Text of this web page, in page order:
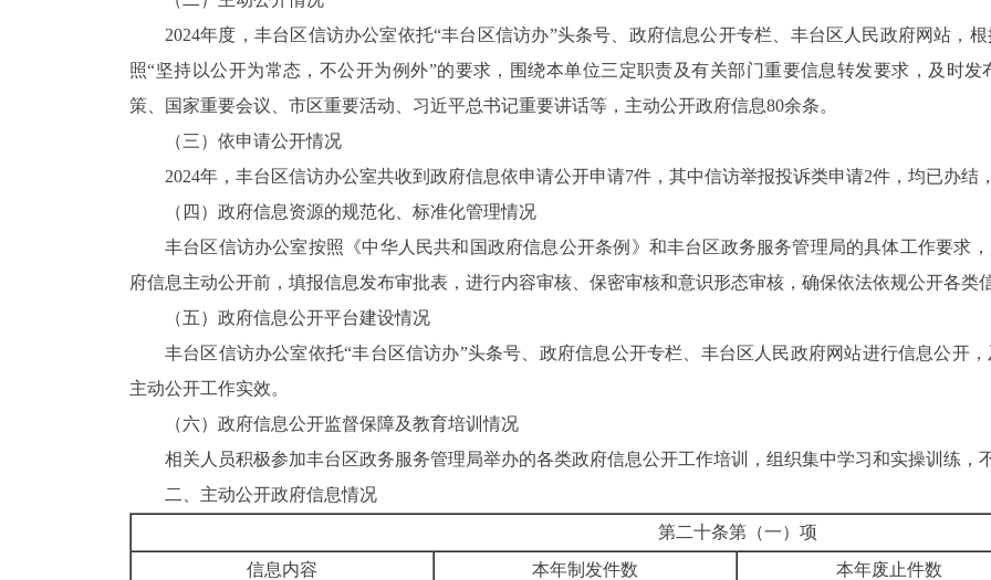
2024年度 ，丰台区信访办公室依托“丰台区信访办”头条号、政府信息公开专栏、丰台区人民政府网站，
照“坚持以公开为常态，不公开为例外”的要求，围绕本单位三定职责及有关部门重要信息转发要求，及时发
策、国家重要会议、市区重要活动、习近平总书记重要讲话等， 主动公开政府信息80余条。
（三）依申请公开情况
2024年， 丰台区信访办公室共收到政府信息依申请公开申请7件， 其中信访举报投诉类申请2件，均已办结
（四）政府信息资源的规范化、标准化管理情况
丰台区信访办公室按照《中华人民共和国政府信息公开条例》和丰台区政务服务管理局的具体工作要求
府信息主动公开前，填报信息发布审批表，进行内容审核、保密审核和意识形态审核，确保依法依规公开各类
（五）政府信息公开平台建设情况
丰台区信访办公室依托“丰台区信访办”头条号、政府信息公开专栏、丰台区人民政府网站进行信息公开
主动公开工作实效。
（六）政府信息公开监督保障及教育培训情况
相关人员积极参加丰台区政务服务管理局举办的各类政府信息公开工作培训，组织集中学习和实操训练，
二、 主动公开政府信息情况
第二十条第（一）项
信息内容
本年制发件数
本年废止件数